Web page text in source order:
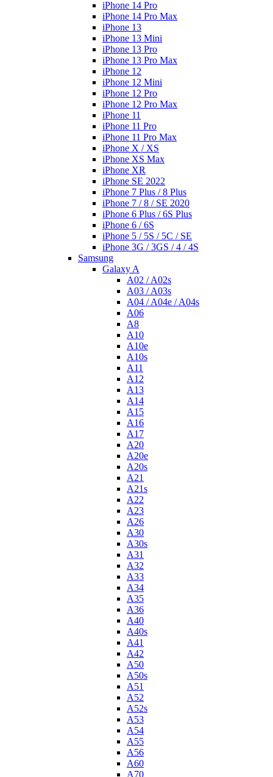
iPhone 14 Pro
iPhone 14 Pro Max
iPhone 13
iPhone 13 Mini
iPhone 13 Pro
iPhone 13 Pro Max
iPhone 12
iPhone 12 Mini
iPhone 12 Pro
iPhone 12 Pro Max
iPhone 11
iPhone 11 Pro
iPhone 11 Pro Max
iPhone X / XS
iPhone XS Max
iPhone XR
iPhone SE 2022
iPhone 7 Plus / 8 Plus
iPhone 7 / 8 / SE 2020
iPhone 6 Plus / 6S Plus
iPhone 6 / 6S
iPhone 5 / 5S / 5C / SE
iPhone 3G / 3GS / 4 / 4S
Samsung
Galaxy A
A02 / A02s
A03 / A03s
A04 / A04e / A04s
A06
A8
A10
A10e
A10s
A11
A12
A13
A14
A15
A16
A17
A20
A20e
A20s
A21
A21s
A22
A23
A26
A30
A30s
A31
A32
A33
A34
A35
A36
A40
A40s
A41
A42
A50
A50s
A51
A52
A52s
A53
A54
A55
A56
A60
A70